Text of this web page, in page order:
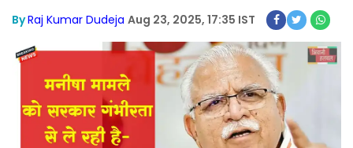
ByRaj Kumar Dudeja Aug 23, 2025, 17:35 IST